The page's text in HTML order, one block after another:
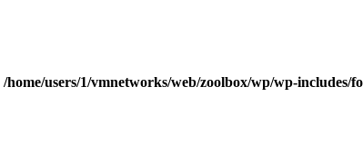
/home/users/1/vmnetworks/web/zoolbox/wp/wp-includes/